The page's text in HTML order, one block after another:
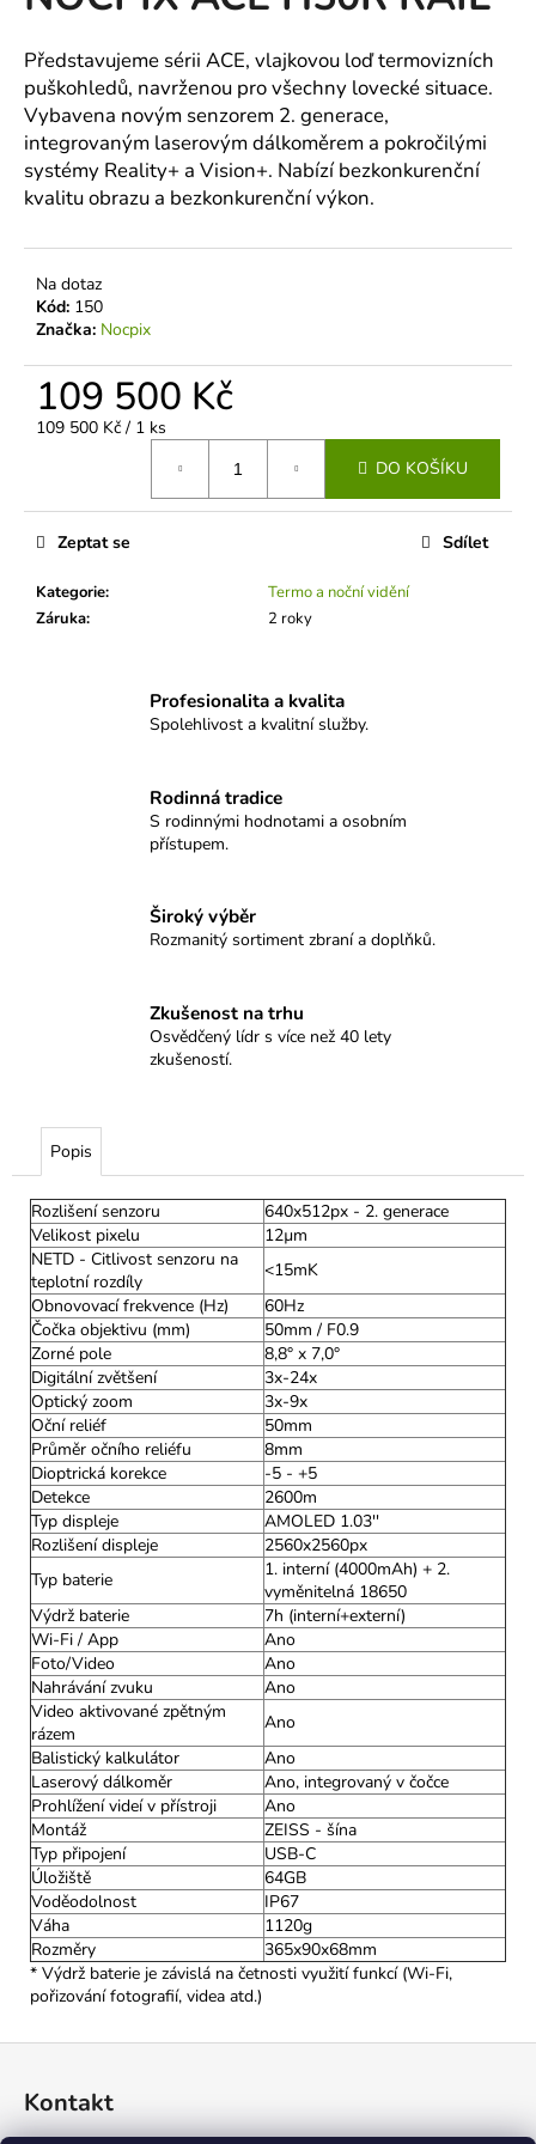
z
5
hvězdiček.
Představujeme sérii ACE, vlajkovou loď termovizních
puškohledů, navrženou pro všechny lovecké situace.
Vybavena novým senzorem 2. generace,
integrovaným laserovým dálkoměrem a pokročilými
systémy Reality+ a Vision+. Nabízí bezkonkurenční
kvalitu obrazu a bezkonkurenční výkon.
Na dotaz
Kód: 150
Značka: Nocpix
109 500 Kč
Měrná
109 500 Kč / 1 ks
DO KOŠÍKU
Kategorie:
Termo a noční vidění
Záruka: 2 roky
Zeptat se Sdílet
Profesionalita a kvalita
Spolehlivost a kvalitní služby.
Rodinná tradice
S rodinnými hodnotami a osobním
přístupem.
Široký výběr
Rozmanitý sortiment zbraní a doplňků.
Zkušenost na trhu
Osvědčený lídr s více než 40 lety
zkušeností.
Popis
Rozlišení senzoru
640x512px - 2. generace
Velikost pixelu
12µm
NETD - Citlivost senzoru na
teplotní rozdíly
<15mK
Obnovovací frekvence (Hz)
60Hz
Čočka objektivu (mm)
50mm / F0.9
Zorné pole
8,8° x 7,0°
Digitální zvětšení
3x-24x
Optický zoom
3x-9x
Oční reliéf
50mm
Průměr očního reliéfu
8mm
Dioptrická korekce
-5 - +5
Detekce
2600m
Typ displeje
AMOLED 1.03''
Rozlišení displeje
2560x2560px
Typ baterie
1. interní (4000mAh) + 2.
vyměnitelná 18650
Výdrž baterie
7h (interní+externí)
Wi-Fi / App
Ano
Foto/Video
Ano
Nahrávání zvuku
Ano
Video aktivované zpětným
rázem
Ano
Balistický kalkulátor
Ano
Laserový dálkoměr
Ano, integrovaný v čočce
Prohlížení videí v přístroji
Ano
Montáž
ZEISS - šína
Typ připojení
USB-C
Úložiště
64GB
Voděodolnost
IP67
Váha
1120g
Rozměry
365x90x68mm
* Výdrž baterie je závislá na četnosti využití funkcí (Wi-Fi,
pořizování fotografií, videa atd.)
j
í
t
?
D
p
u
e
p Kontakt